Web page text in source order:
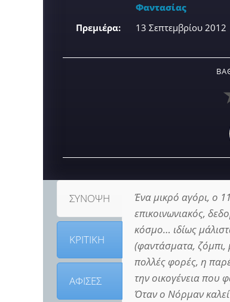
Φαντασίας
Πρεμιέρα:
13 Σεπτεμβρίου 2012
ΣΥΝΟΨΗ
ΚΡΙΤΙΚΗ
ΑΦΙΣΕΣ
Ένα μικρό αγόρι, ο
επικοινωνιακός,
κόσμο… ιδίως
(φαντάσματα, ζόμπι,
πολλές φορές, η
την οικογένεια που
Όταν ο Νόρμαν